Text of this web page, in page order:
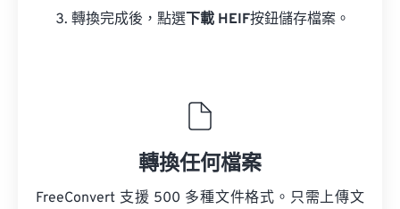
轉換完成後，點選 下載 HEIF按鈕儲存檔案。
轉換任何檔案
FreeConvert 支援 500 多種文件格式。只需上傳文